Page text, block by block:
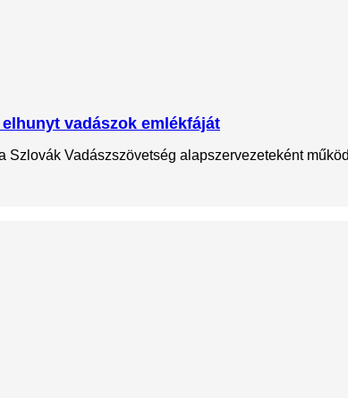
vadászok emlékfáját
Szlovák Vadászszövetség alapszervezeteként